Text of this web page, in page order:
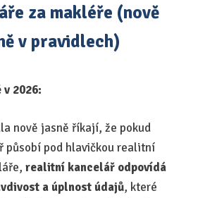
za makléře (nově
v pravidlech)
v 2026:
nově jasně říkají, že pokud
působí pod hlavičkou realitní
realitní kancelář odpovídá
a úplnost údajů, které